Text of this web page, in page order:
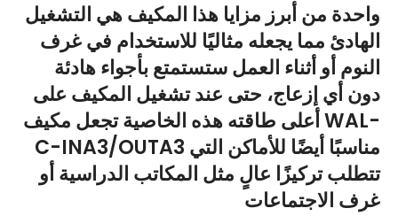
واحدة من أبرز مزايا هذا المكيف هي التشغيل
الهادئ مما يجعله مثاليًا للاستخدام في غرف
النوم أو أثناء العمل ستستمتع بأجواء هادئة
دون أي إزعاج، حتى عند تشغيل المكيف على
أعلى طاقته هذه الخاصية تجعل مكيف WAL-
C-INA3/OUTA3 مناسبًا أيضًا للأماكن التي
تتطلب تركيزًا عالٍ مثل المكاتب الدراسية أو
غرف الاجتماعات